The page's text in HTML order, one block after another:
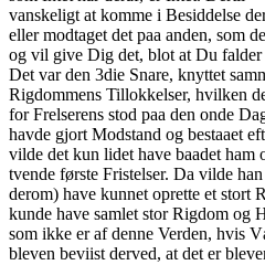
vanskeligt at komme i Besiddelse
eller modtaget det paa anden, som
og vil give Dig det, blot at Du
Det var den 3die Snare, knyttet
Rigdommens Tillokkelser, hvilken
for Frelserens stod paa den onde
havde gjort Modstand og bestaaet
vilde det kun lidet have baadet ham
tvende første Fristelser. Da vilde
derom) have kunnet oprette et stort
kunde have samlet stor Rigdom og
som ikke er af denne Verden, hvis
bleven beviist derved, at det er